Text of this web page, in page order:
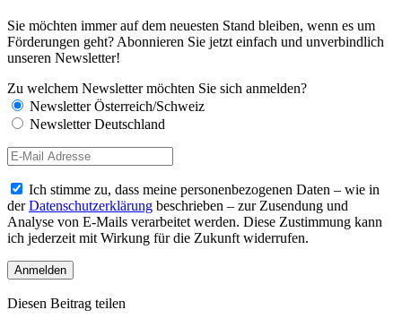
Sie möchten immer auf dem neuesten Stand bleiben, wenn es um
Förderungen geht? Abonnieren Sie jetzt einfach und unverbindlich
unseren Newsletter!
Zu welchem Newsletter möchten Sie sich anmelden?
Newsletter Österreich/Schweiz
Newsletter Deutschland
Ich stimme zu, dass meine personenbezogenen Daten – wie in
derDatenschutzerklärung beschrieben – zur Zusendung und
Analyse von E-Mails verarbeitet werden. Diese Zustimmung kann
ich jederzeit mit Wirkung für die Zukunft widerrufen.
Diesen Beitrag teilen